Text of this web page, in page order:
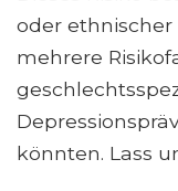
oder ethnischer
mehrere
könnten. Lass